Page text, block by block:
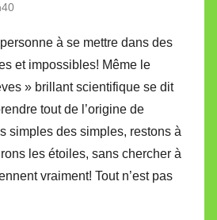
à se mettre dans des
et impossibles! Même le
» brillant scientifique se dit
tout de l’origine de
simples des simples, restons à
les étoiles, sans chercher à
vraiment! Tout n’est pas